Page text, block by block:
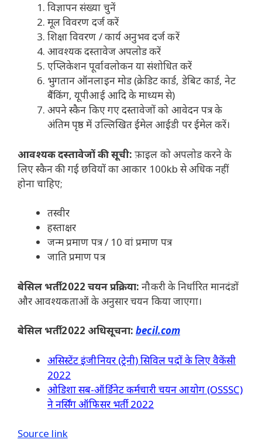
विज्ञापन संख्या चुनें
मूल विवरण दर्ज करें
शिक्षा विवरण / कार्य अनुभव दर्ज करें
आवश्यक दस्तावेज अपलोड करें
एप्लिकेशन पूर्वावलोकन या संशोधित करें
भुगतान ऑनलाइन मोड (क्रेडिट कार्ड, डेबिट कार्ड, नेट
बैंकिंग, यूपीआई आदि के माध्यम से)
अपने स्कैन किए गए दस्तावेजों को आवेदन पत्र के
अंतिम पृष्ठ में उल्लिखित ईमेल आईडी पर ईमेल करें।
आवश्यक दस्तावेजों की सूची:फ़ाइल को अपलोड करने के
लिए स्कैन की गई छवियों का आकार 100kb से अधिक नहीं
होना चाहिए;
तस्वीर
हस्ताक्षर
जन्म प्रमाण पत्र / 10 वां प्रमाण पत्र
जाति प्रमाण पत्र
बेसिल भर्ती 2022 चयन प्रक्रिया:नौकरी के निर्धारित मानदंडों
और आवश्यकताओं के अनुसार चयन किया जाएगा।
बेसिल भर्ती 2022 अधिसूचना:becil.com
असिस्टेंट इंजीनियर (ट्रेनी) सिविल पदों के लिए वैकेंसी
2022
ओडिशा सब-ऑर्डिनेट कर्मचारी चयन आयोग (OSSSC)
ने नर्सिंग ऑफिसर भर्ती 2022
Source link